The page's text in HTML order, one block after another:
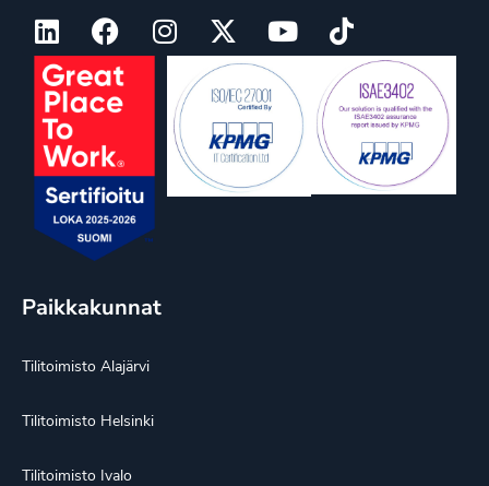
Paikkakunnat
Tilitoimisto Alajärvi
Tilitoimisto Helsinki
Tilitoimisto Ivalo